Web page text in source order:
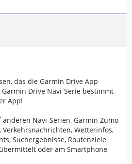
das die Garmin Drive App
Drive Navi-Serie bestimmt
App!
Navi-Serien, Garmin Zumo
Verkehrsnachrichten, Wetterinfos,
Suchergebnisse, Routenziele
oder am Smartphone